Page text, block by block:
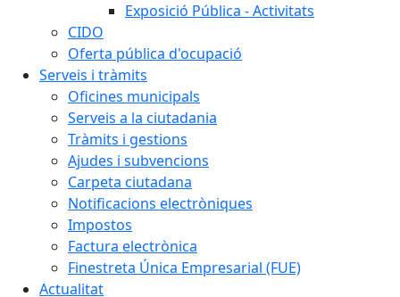
Exposició Pública - Activitats
CIDO
Oferta pública d'ocupació
Serveis i tràmits
Oficines municipals
Serveis a la ciutadania
Tràmits i gestions
Ajudes i subvencions
Carpeta ciutadana
Notificacions electròniques
Impostos
Factura electrònica
Finestreta Única Empresarial (FUE)
Actualitat